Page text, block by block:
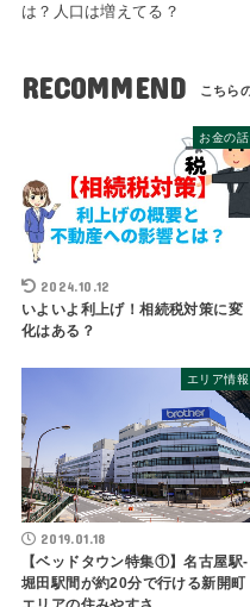
は？人口は増えてる？
RECOMMEND
お金の話
2024.10.12
いよいよ利上げ！相続税対策に変
化はある？
エリア情報
2019.01.18
【ベッドタウン特集①】名古屋駅-
堀田駅間が約20分で行ける新開町